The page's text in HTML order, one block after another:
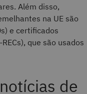
Além disso,
na UE são
e certificados
que são usados
de